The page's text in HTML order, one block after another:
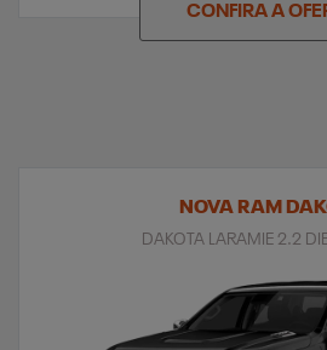
CONFIRA A
NOVA RAM
DAKOTA LARAMIE 2.2